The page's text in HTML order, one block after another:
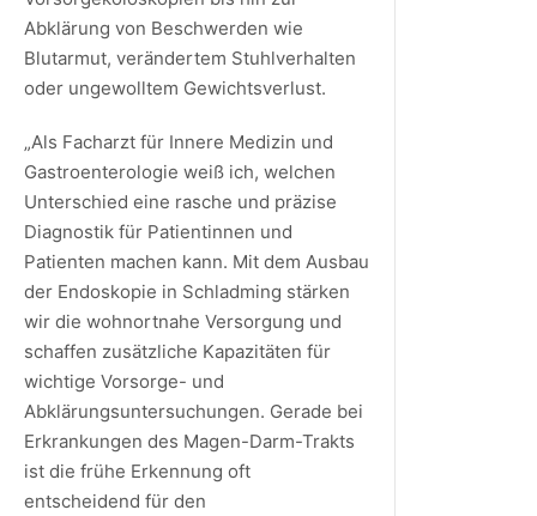
Abklärung von Beschwerden wie
Blutarmut, verändertem Stuhlverhalten
oder ungewolltem Gewichtsverlust.
„Als Facharzt für Innere Medizin und
Gastroenterologie weiß ich, welchen
Unterschied eine rasche und präzise
Diagnostik für Patientinnen und
Patienten machen kann. Mit dem Ausbau
der Endoskopie in Schladming stärken
wir die wohnortnahe Versorgung und
schaffen zusätzliche Kapazitäten für
wichtige Vorsorge- und
Abklärungsuntersuchungen. Gerade bei
Erkrankungen des Magen-Darm-Trakts
ist die frühe Erkennung oft
entscheidend für den